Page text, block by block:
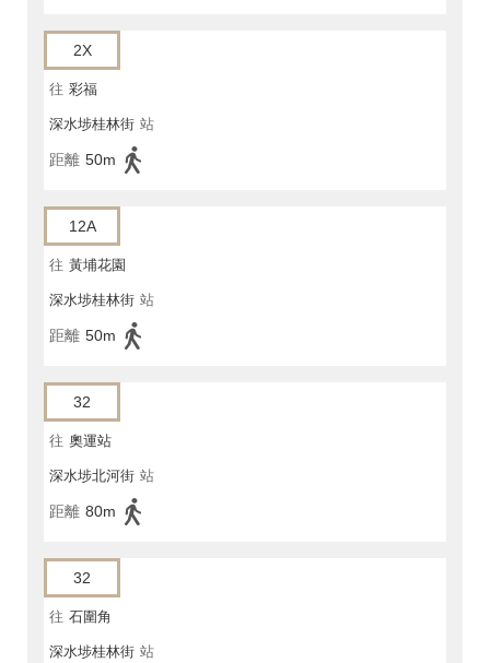
2X
往 彩福
深水埗桂林街 站
距離 50m
12A
往 黃埔花園
深水埗桂林街 站
距離 50m
32
往 奧運站
深水埗北河街 站
距離 80m
32
往 石圍角
深水埗桂林街 站